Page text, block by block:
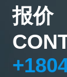
报价